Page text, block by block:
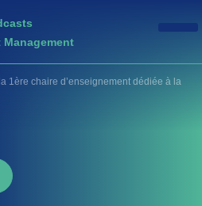
1ère chaire d’enseignement dédiée à la